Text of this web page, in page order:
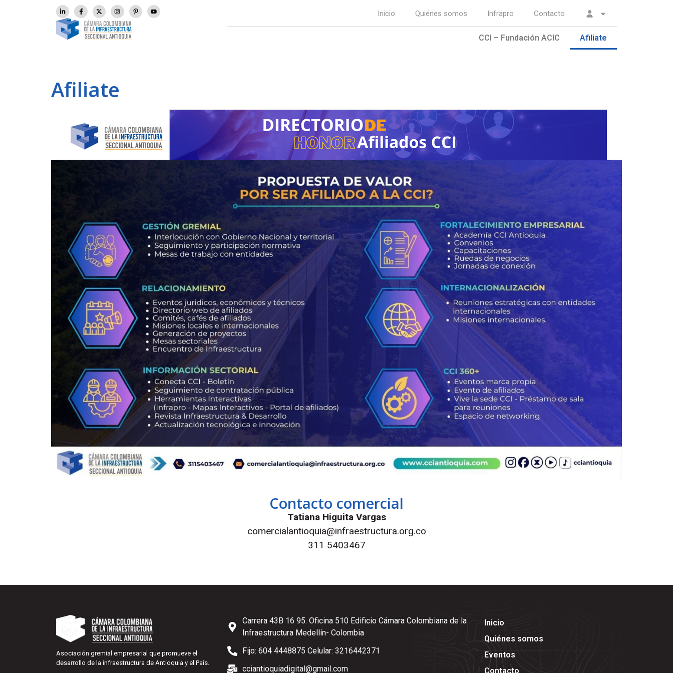
Inicio Quiénes somos Infrapro Contacto
CCI – Fundación ACIC Afiliate
Afiliate
Contacto comercial
Tatiana Higuita Vargas
comercialantioquia@infraestructura.org.co
311 5403467
Asociación gremial empresarial que promueve el
desarrollo de la infraestructura de Antioquia y el País.
Carrera 43B 16 95. Oficina 510 Edificio Cámara Colombiana de la
Infraestructura Medellín- Colombia
Fijo: 604 4448875 Celular: 3216442371
cciantioquiadigital@gmail.com
Inicio
Quiénes somos
Eventos
Contacto